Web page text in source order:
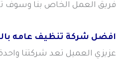
فريق العمل الخاص بنا وسوف
افضل شركة تنظيف عامه
عزيزي العميل تعد شركتنا